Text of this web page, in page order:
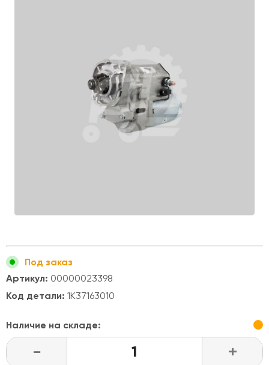
Под заказ
Артикул: 00000023398
Код детали: 1K37163010
Наличие на складе:
- +